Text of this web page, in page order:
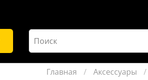
Главная Аксессуары